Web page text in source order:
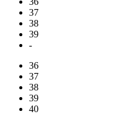
37
38
39
-
36
37
38
39
40